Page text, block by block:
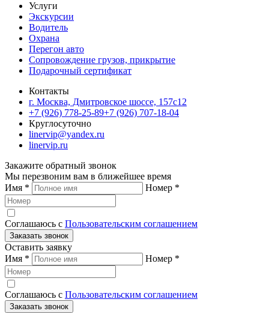
Услуги
Экскурсии
Водитель
Охрана
Перегон авто
Сопровождение грузов, прикрытие
Подарочный сертификат
Контакты
г. Москва, Дмитровское шоссе, 157c12
+7 (926) 778-25-89+7 (926) 707-18-04
Круглосуточно
linervip@yandex.ru
linervip.ru
Закажите обратный звонок
Мы перезвоним вам в ближейшее время
Имя * Номер *
Соглашаюсь с Пользовательским соглашением
Заказать звонок
Оставить заявку
Имя * Номер *
Соглашаюсь с Пользовательским соглашением
Заказать звонок